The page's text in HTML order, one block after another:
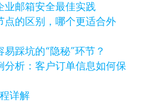
业邮箱安全最佳实践
点的区别，哪个更适合外
踩坑的“隐秘”环节？
分析：客户订单信息如何保
详解